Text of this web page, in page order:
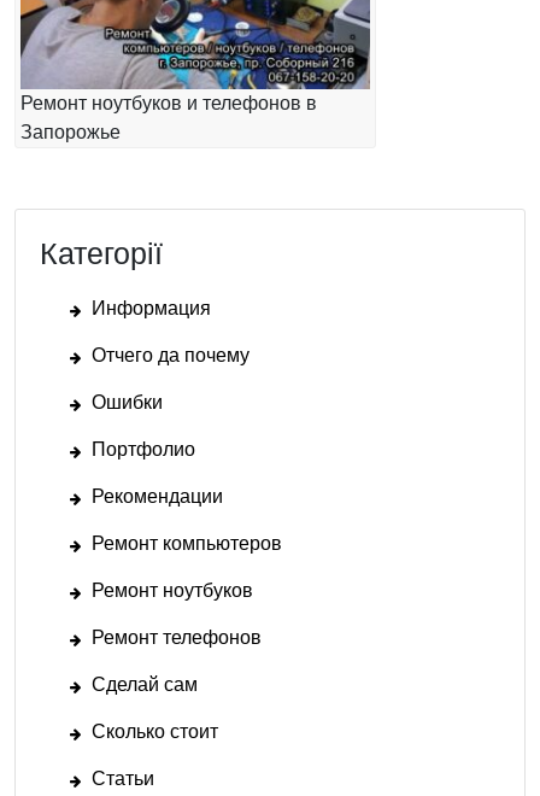
Ремонт ноутбуков и телефонов в
Запорожье
Категорії
Информация
Отчего да почему
Ошибки
Портфолио
Рекомендации
Ремонт компьютеров
Ремонт ноутбуков
Ремонт телефонов
Сделай сам
Сколько стоит
Статьи